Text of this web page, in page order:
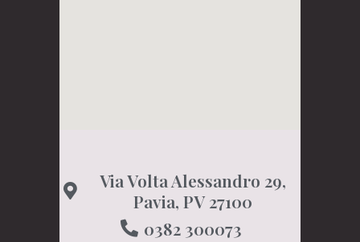
Via Volta Alessandro 29,
Pavia, PV 27100
0382 300073